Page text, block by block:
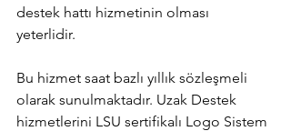
destek hattı hizmetinin olması
yeterlidir.
Bu hizmet saat bazlı yıllık sözleşmeli
olarak sunulmaktadır. Uzak Destek
hizmetlerini LSU sertifikalı Logo Sistem